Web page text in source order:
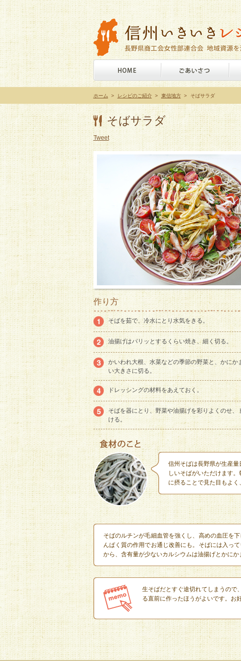
ホーム > レシピのご紹介 > 東信地方> そばサラダ
そばサラダ
Tweet
作り方
そばを茹で、冷水にとり水気をきる。
油揚げはパリッとするくらい焼き、細く切る。
かいわれ大根、水菜などの季節の野菜と、かにか
い大きさに切る。
ドレッシングの材料をあえておく。
そばを器にとり、野菜や油揚げを彩りよくのせ、
ける。
信州そばは長野県が生産
しいそばがいただけます
に摂ることで見た目もよく
そばのルチンが毛細血管を強くし、高めの血圧を
んぱく質の作用でお通じ改善にも。そばには入っ
から、含有量が少ないカルシウムは油揚げとかにか
生そばだとすぐ途切れてしまうので
る直前に作ったほうがよいです。お